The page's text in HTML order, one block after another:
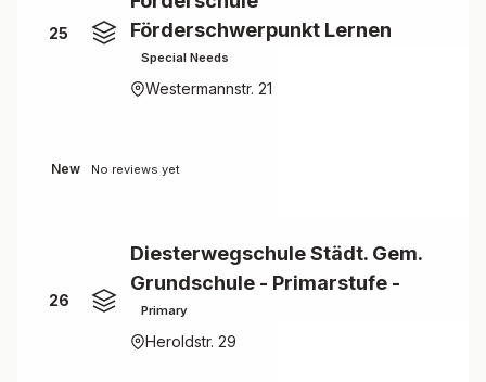
25
Förderschwerpunkt Lernen
Special Needs
Westermannstr. 21
New No reviews yet
26
Diesterwegschule Städt. Gem.
Grundschule - Primarstufe -
Primary
Heroldstr. 29